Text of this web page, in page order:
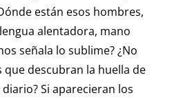
están esos hombres,
alentadora, mano
señala lo sublime? ¿No
descubran la huella de
Si aparecieran los